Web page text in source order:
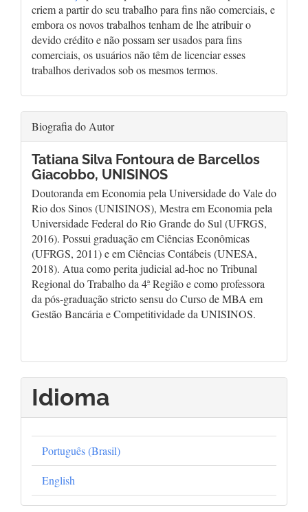
criem a partir do seu trabalho para fins não comerciais, e
embora os novos trabalhos tenham de lhe atribuir o
devido crédito e não possam ser usados para fins
comerciais, os usuários não têm de licenciar esses
trabalhos derivados sob os mesmos termos.
Biografia do Autor
Tatiana Silva Fontoura de Barcellos
Giacobbo, UNISINOS
Doutoranda em Economia pela Universidade do Vale do
Rio dos Sinos (UNISINOS), Mestra em Economia pela
Universidade Federal do Rio Grande do Sul (UFRGS,
2016). Possui graduação em Ciências Econômicas
(UFRGS, 2011) e em Ciências Contábeis (UNESA,
2018). Atua como perita judicial ad-hoc no Tribunal
Regional do Trabalho da 4ª Região e como professora
da pós-graduação stricto sensu do Curso de MBA em
Gestão Bancária e Competitividade da UNISINOS.
Idioma
Português (Brasil)
English